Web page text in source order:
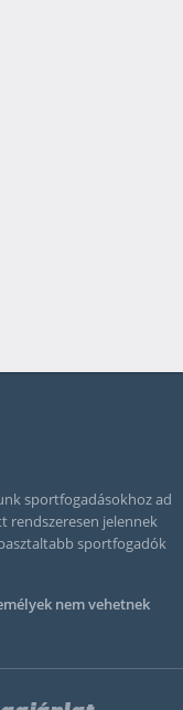
sportfogadásokhoz ad
rendszeresen jelennek
sportfogadók
nem vehetnek